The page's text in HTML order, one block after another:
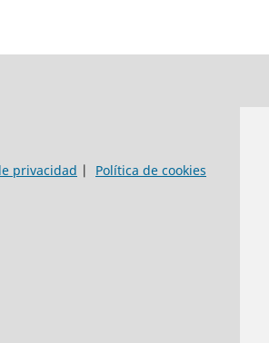
privacidad | Política de cookies